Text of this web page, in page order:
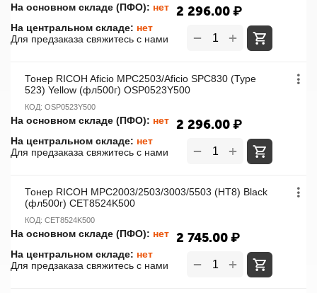
На основном складе (ПФО): нет
На центральном складе: нет
Для предзаказа свяжитесь с нами
2 296.00₽
+
−
Тонер RICOH Aficio MPC2503/Aficio SPC830 (Type
523) Yellow (фл500г) OSP0523Y500
КОД: OSP0523Y500
На основном складе (ПФО): нет
На центральном складе: нет
Для предзаказа свяжитесь с нами
2 296.00₽
+
−
Тонер RICOH MPC2003/2503/3003/5503 (HT8) Black
(фл500г) CET8524K500
КОД: CET8524K500
На основном складе (ПФО): нет
На центральном складе: нет
Для предзаказа свяжитесь с нами
2 745.00₽
+
−